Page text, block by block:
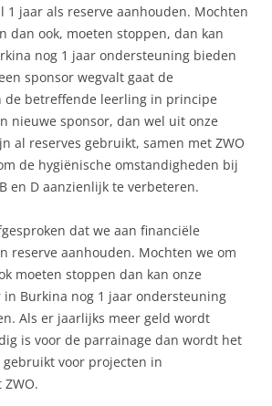
1 jaar als reserve aanhouden. Mochten
dan ook, moeten stoppen, dan kan
nog 1 jaar ondersteuning bieden
sponsor wegvalt gaat de
de betreffende leerling in principe
nieuwe sponsor, dan wel uit onze
al reserves gebruikt, samen met ZWO
de hygiënische omstandigheden bij
en D aanzienlijk te verbeteren.
dat we aan financiële
reserve aanhouden. Mochten we om
moeten stoppen dan kan onze
Burkina nog 1 jaar ondersteuning
Als er jaarlijks meer geld wordt
is voor de parrainage dan wordt het
voor projecten in